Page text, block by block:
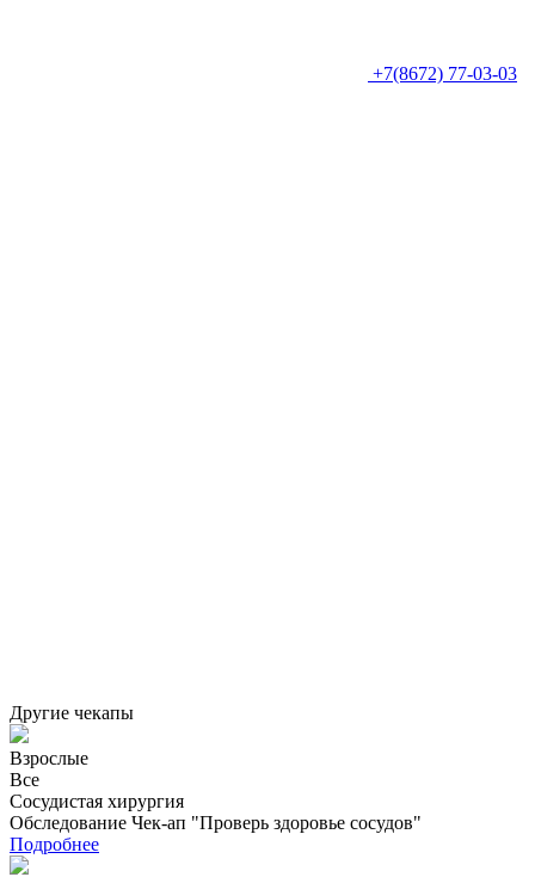
+7(8672) 77-03-03
Другие чекапы
Взрослые
Все
Сосудистая хирургия
Обследование Чек-ап "Проверь здоровье сосудов"
Подробнее